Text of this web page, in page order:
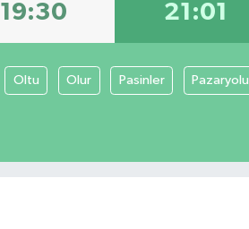
19:30 21:01
Oltu Olur Pasinler Pazaryolu